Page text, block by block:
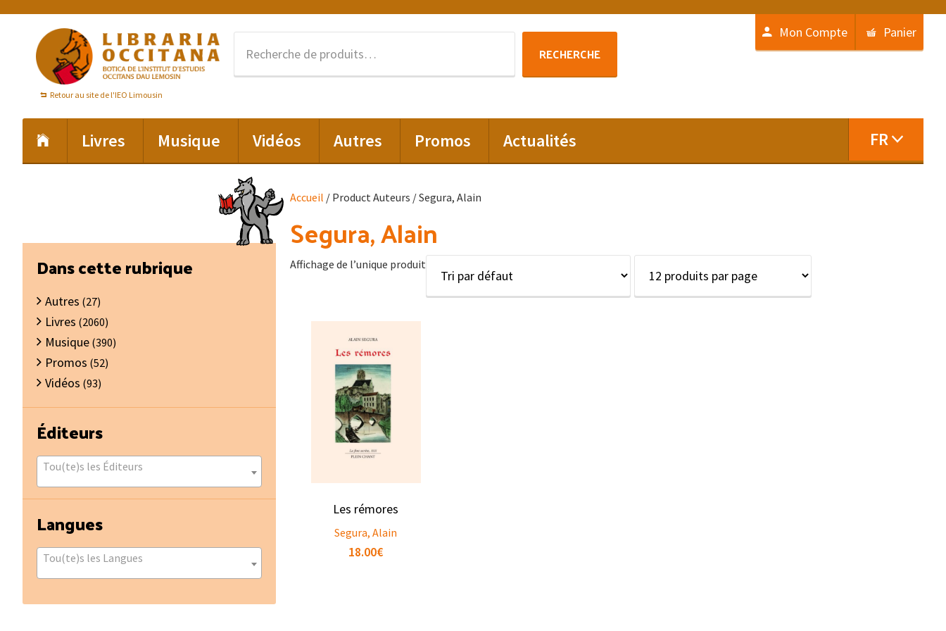
navigation
principale
contenu
principal
Retour au site de l'IEO Limousin
RECHERCHE
Mon Compte Panier
Livres Musique Vidéos Autres Promos Actualités FR
Accueil / Product Auteurs / Segura, Alain
Segura, Alain
Affichage de l’unique produit
Les rémores
Segura, Alain
18.00€
Barre
latérale
principale
Dans cette rubrique
Autres (27)
Livres (2060)
Musique (390)
Promos (52)
Vidéos (93)
Éditeurs
Tou(te)s les Éditeurs
Langues
Tou(te)s les Langues